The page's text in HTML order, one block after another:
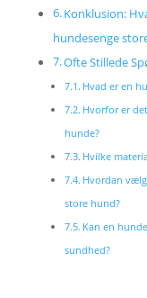
Konklusion:
hundesenge
Ofte Stillede
Hvad er en
Hvorfor er
hunde?
Hvilke
Hvordan
store hund?
Kan en
sundhed?